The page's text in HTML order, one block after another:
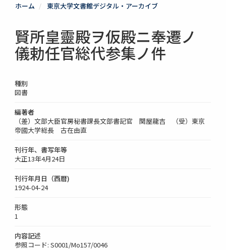
ホーム 東京大学文書館デジタル・アーカイブ
賢所皇靈殿ヲ仮殿ニ奉遷ノ
儀勅任官総代参集ノ件
種別
図書
編著者
（差）文部大臣官房秘書課長文部書記官 関屋龍吉 （受）東京
帝國大学総長 古在由直
刊行年、書写年等
大正13年4月24日
刊行年月日（西暦)
1924-04-24
形態
1
内容記述
参照コード: S0001/Mo157/0046